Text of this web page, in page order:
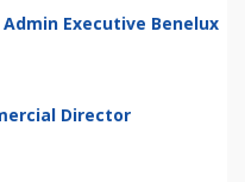
Admin Executive Benelux
Director